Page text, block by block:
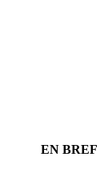
EN BREF